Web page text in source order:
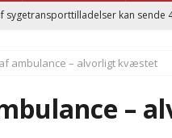
sygetransporttilladelser kan sende
el-sygetransportvogn til Samsø
brugte lidt længere tid på at komme
ambulance – alvorligt kvæstet
–